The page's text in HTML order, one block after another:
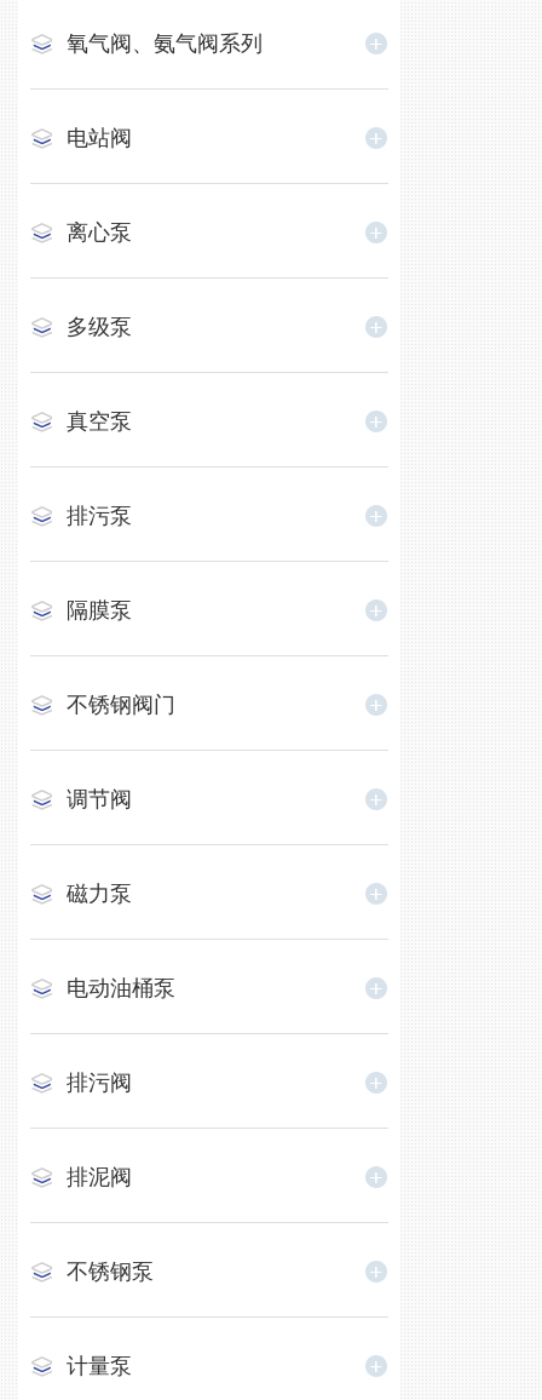
氧气阀、氨气阀系列
电站阀
离心泵
多级泵
真空泵
排污泵
隔膜泵
不锈钢阀门
调节阀
磁力泵
电动油桶泵
排污阀
排泥阀
不锈钢泵
计量泵